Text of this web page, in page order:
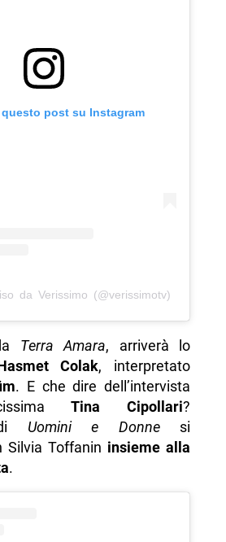
post su Instagram
da Verissimo (@verissimotv)
Terra Amara, arriverà lo
Colak, interpretato
. E che dire dell’intervista
Tina Cipollari?
di Uomini e Donnesi
Silvia Toffanin insieme alla
.